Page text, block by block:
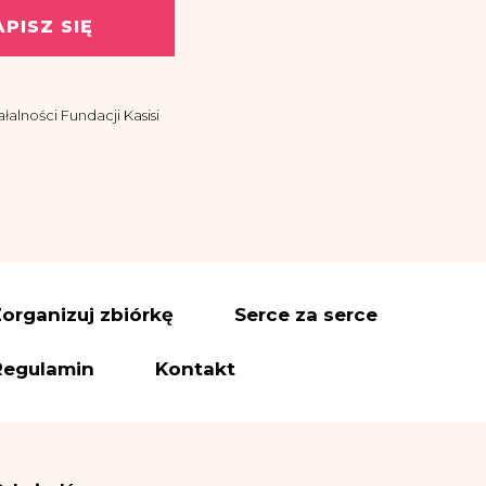
SIĘ
Fundacji Kasisi
zbiórkę Serce za serce
Kontakt